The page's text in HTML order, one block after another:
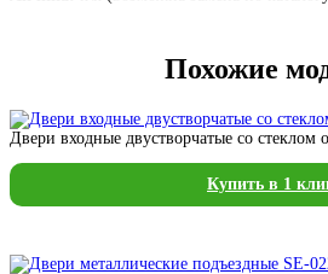
Похожие
Двери входные двустворчатые со
Купить в 1